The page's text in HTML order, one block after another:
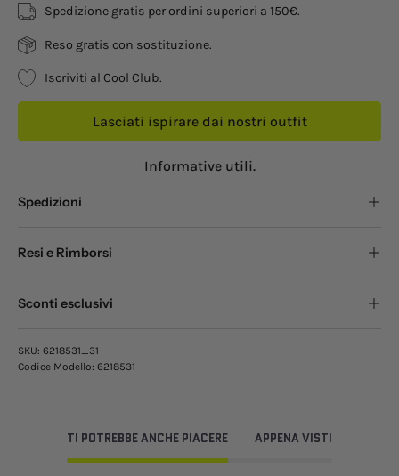
Spedizione gratis per ordini superiori a 150€.
Reso gratis con sostituzione.
Iscriviti al Cool Club.
Lasciati ispirare dai nostri outfit
Informative utili.
Spedizioni
Resi e Rimborsi
Sconti esclusivi
SKU: 6218531_31
Codice Modello: 6218531
TI POTREBBE ANCHE PIACERE APPENA VISTI